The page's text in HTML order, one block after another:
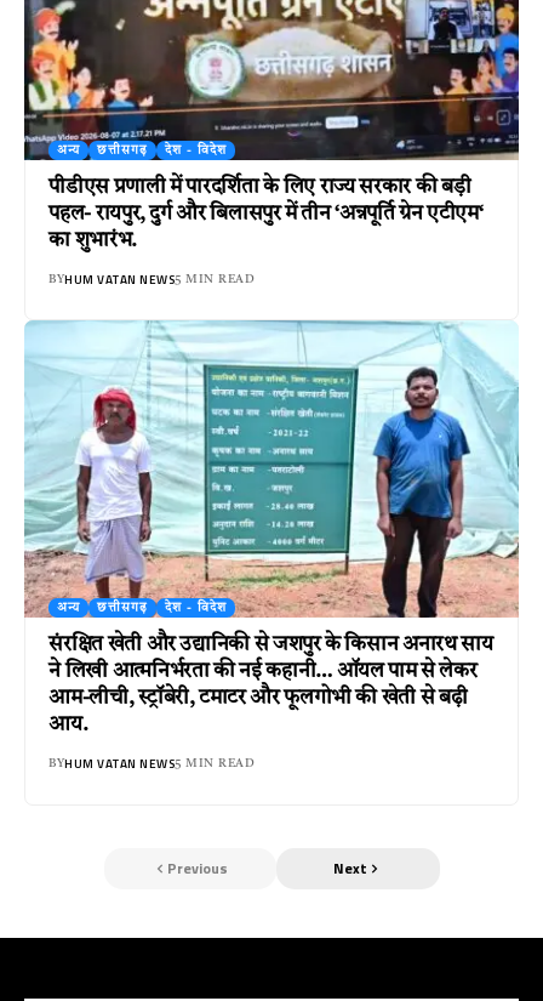
अन्य छत्तीसगढ़ देश - विदेश
पीडीएस प्रणाली में पारदर्शिता के लिए राज्य सरकार की बड़ी
पहल- रायपुर, दुर्ग और बिलासपुर में तीन ‘अन्नपूर्ति ग्रेन एटीएम‘
का शुभारंभ.
BYHUM VATAN NEWS5 MIN READ
अन्य छत्तीसगढ़ देश - विदेश
संरक्षित खेती और उद्यानिकी से जशपुर के किसान अनारथ साय
ने लिखी आत्मनिर्भरता की नई कहानी… ऑयल पाम से लेकर
आम-लीची, स्ट्रॉबेरी, टमाटर और फूलगोभी की खेती से बढ़ी
आय.
BYHUM VATAN NEWS5 MIN READ
Previous Next